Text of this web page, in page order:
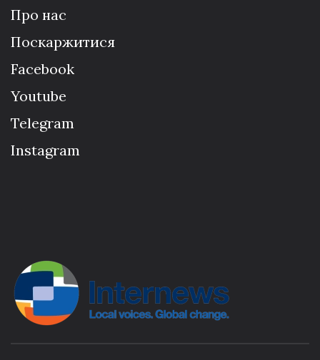
Про нас
Поскаржитися
Facebook
Youtube
Telegram
Instagram